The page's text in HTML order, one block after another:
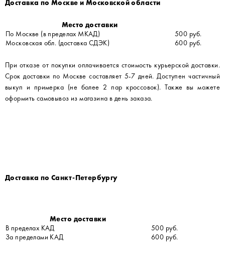
Доставка по Москве и Московской области
Место доставки
По Москве (в пределах МКАД)
500 руб.
Московская обл. (доставка СДЭК)
600 руб.
При отказе от покупки оплачивается стоимость курьерской доставки.
Срок доставки по Москве составляет 5-7 дней. Доступен частичный
выкуп и примерка (не более 2 пар кроссовок). Также вы можете
оформить самовывоз из магазина в день заказа.
Доставка по Санкт-Петербургу
Место доставки
В пределах КАД
500 руб.
За пределами КАД
600 руб.